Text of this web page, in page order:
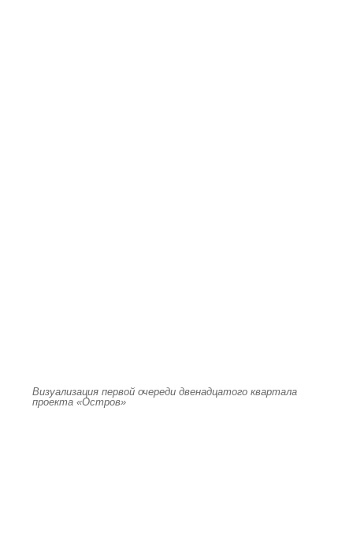
Визуализация первой очереди двенадцатого квартала
проекта «Остров»